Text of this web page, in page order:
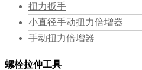
扭力扳手
小直径手动扭力倍增器
手动扭力倍增器
螺栓拉伸工具